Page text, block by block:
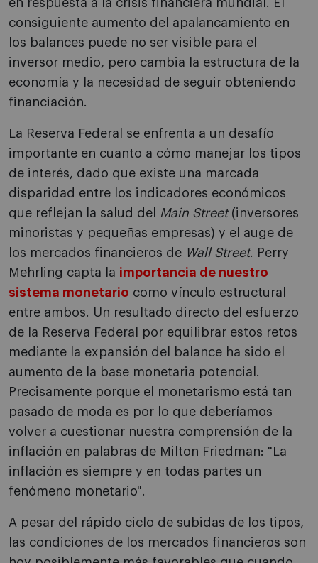
en respuesta a la crisis financiera mundial. El
consiguiente aumento del apalancamiento en
los balances puede no ser visible para el
inversor medio, pero cambia la estructura de la
economía y la necesidad de seguir obteniendo
financiación.
La Reserva Federal se enfrenta a un desafío
importante en cuanto a cómo manejar los tipos
de interés, dado que existe una marcada
disparidad entre los indicadores económicos
que reflejan la salud del
Main Street(inversores
minoristas y pequeñas empresas) y el auge de
los mercados financieros de Wall Street. Perry
Mehrling capta la importancia de nuestro
sistema monetario como vínculo estructural
entre ambos. Un resultado directo del esfuerzo
de la Reserva Federal por equilibrar estos retos
mediante la expansión del balance ha sido el
aumento de la base monetaria potencial.
Precisamente porque el monetarismo está tan
pasado de moda es por lo que deberíamos
volver a cuestionar nuestra comprensión de la
inflación en palabras de Milton Friedman: "La
inflación es siempre y en todas partes un
fenómeno monetario".
A pesar del rápido ciclo de subidas de los tipos,
las condiciones de los mercados financieros son